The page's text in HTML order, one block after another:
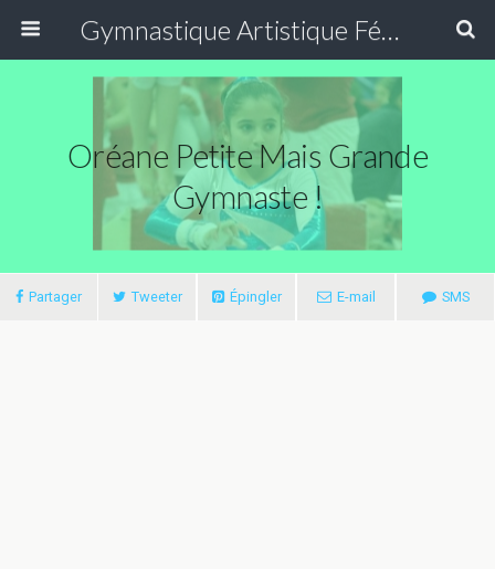
Gymnastique Artistique Féminine
Oréane Petite Mais Grande
Gymnaste !
Partager Tweeter Épingler E-mail SMS